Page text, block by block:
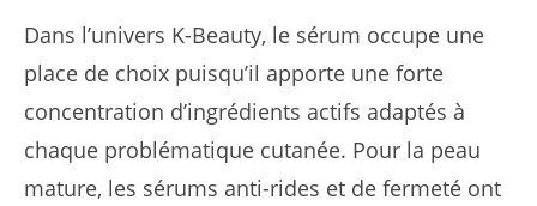
Dans l’univers K-Beauty, le sérum occupe une
place de choix puisqu’il apporte une forte
concentration d’ingrédients actifs adaptés à
chaque problématique cutanée. Pour la peau
mature, les sérums anti-rides et de fermeté ont